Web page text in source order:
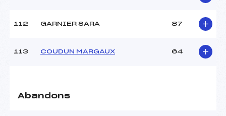
112 GARNIER SARA 87
113 COUDUN MARGAUX 64
Abandons